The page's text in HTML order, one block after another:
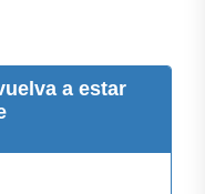
a estar